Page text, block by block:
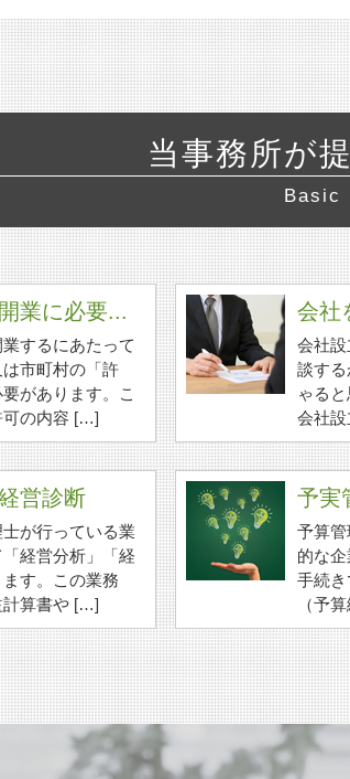
当事務所が
Basic
業に必要...
するにあたって
市町村の「許
があります。こ
可の内容 […]
会社
会社
談す
ゃる
会社
営診断
が行っている業
経営分析」「経
す。この業務
計算書や […]
予実
予算
的な
手続
（予